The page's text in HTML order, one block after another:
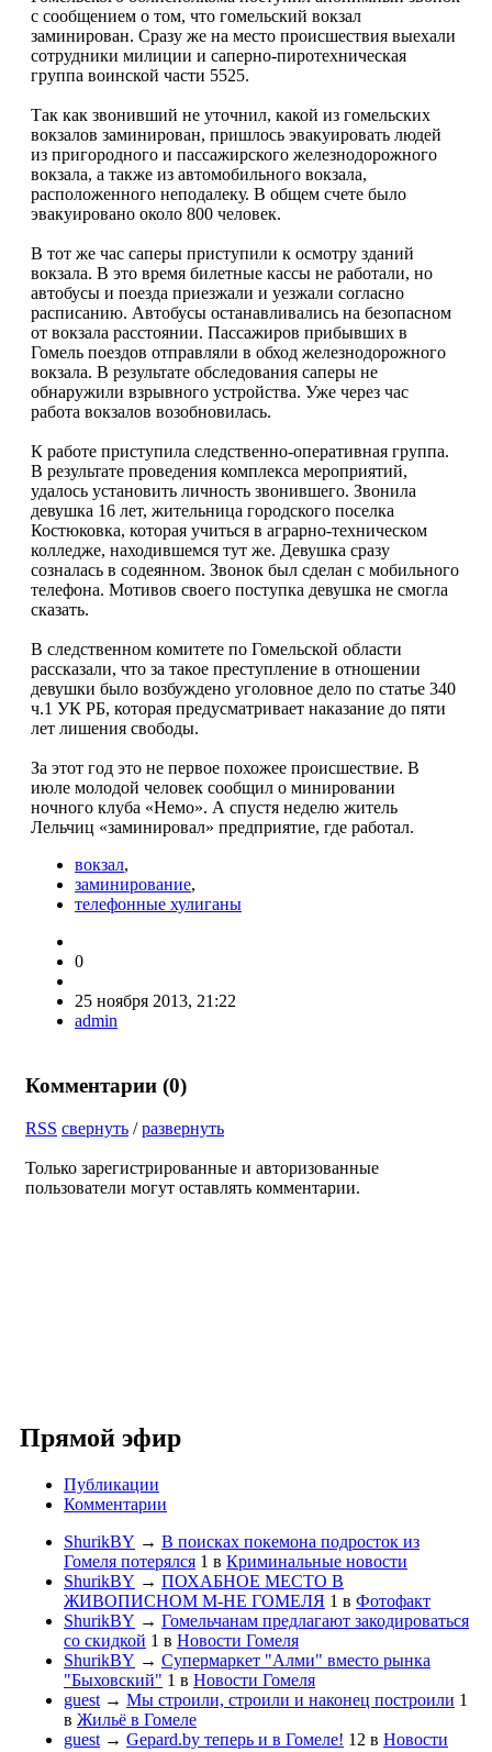
с сообщением о том, что гомельский вокзал
заминирован. Сразу же на место происшествия выехали
сотрудники милиции и саперно-пиротехническая
группа воинской части 5525.
Так как звонивший не уточнил, какой из гомельских
вокзалов заминирован, пришлось эвакуировать людей
из пригородного и пассажирского железнодорожного
вокзала, а также из автомобильного вокзала,
расположенного неподалеку. В общем счете было
эвакуировано около 800 человек.
В тот же час саперы приступили к осмотру зданий
вокзала. В это время билетные кассы не работали, но
автобусы и поезда приезжали и уезжали согласно
расписанию. Автобусы останавливались на безопасном
от вокзала расстоянии. Пассажиров прибывших в
Гомель поездов отправляли в обход железнодорожного
вокзала. В результате обследования саперы не
обнаружили взрывного устройства. Уже через час
работа вокзалов возобновилась.
К работе приступила следственно-оперативная группа.
В результате проведения комплекса мероприятий,
удалось установить личность звонившего. Звонила
девушка 16 лет, жительница городского поселка
Костюковка, которая учиться в аграрно-техническом
колледже, находившемся тут же. Девушка сразу
созналась в содеянном. Звонок был сделан с мобильного
телефона. Мотивов своего поступка девушка не смогла
сказать.
В следственном комитете по Гомельской области
рассказали, что за такое преступление в отношении
девушки было возбуждено уголовное дело по статье 340
ч.1 УК РБ, которая предусматривает наказание до пяти
лет лишения свободы.
За этот год это не первое похожее происшествие. В
июле молодой человек сообщил о минировании
ночного клуба «Немо». А спустя неделю житель
Лельчиц «заминировал» предприятие, где работал.
вокзал,
заминирование,
телефонные хулиганы
0
25 ноября 2013, 21:22
admin
Комментарии (0)
RSS свернуть /развернуть
Только зарегистрированные и авторизованные
пользователи могут оставлять комментарии.
Прямой эфир
Публикации
Комментарии
ShurikBY → В поисках покемона подросток из
Гомеля потерялся 1 в Криминальные новости
ShurikBY → ПОХАБНОЕ МЕСТО В
ЖИВОПИСНОМ М-НЕ ГОМЕЛЯ 1 в Фотофакт
ShurikBY → Гомельчанам предлагают закодироваться
со скидкой 1 в Новости Гомеля
ShurikBY → Супермаркет "Алми" вместо рынка
"Быховский" 1 в Новости Гомеля
guest → Мы строили, строили и наконец построили 1
в Жильё в Гомеле
guest → Gepard.by теперь и в Гомеле! 12 в Новости